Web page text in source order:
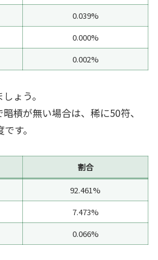
0.039%
0.000%
0.002%
ょう。
槓が無い場合は、稀に50符、
す。
割合
92.461%
7.473%
0.066%